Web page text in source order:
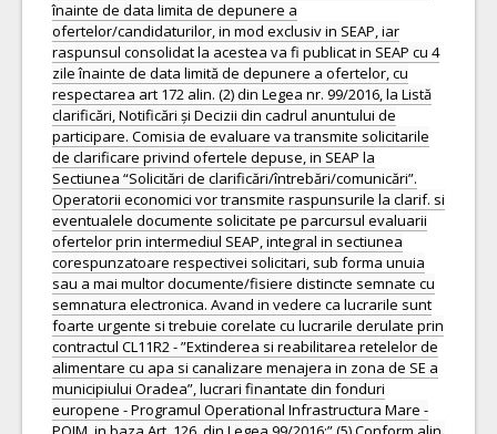
înainte de data limita de depunere a
ofertelor/candidaturilor, in mod exclusiv in SEAP, iar
raspunsul consolidat la acestea va fi publicat in SEAP cu 4
zile înainte de data limită de depunere a ofertelor, cu
respectarea art 172 alin. (2) din Legea nr. 99/2016, la Listă
clarificări, Notificări și Decizii din cadrul anuntului de
participare. Comisia de evaluare va transmite solicitarile
de clarificare privind ofertele depuse, in SEAP la
Sectiunea “Solicitări de clarificări/întrebări/comunicări”.
Operatorii economici vor transmite raspunsurile la clarif. si
eventualele documente solicitate pe parcursul evaluarii
ofertelor prin intermediul SEAP, integral in sectiunea
corespunzatoare respectivei solicitari, sub forma unuia
sau a mai multor documente/fisiere distincte semnate cu
semnatura electronica. Avand in vedere ca lucrarile sunt
foarte urgente si trebuie corelate cu lucrarile derulate prin
contractul CL11R2 - ”Extinderea si reabilitarea retelelor de
alimentare cu apa si canalizare menajera in zona de SE a
municipiului Oradea”, lucrari finantate din fonduri
europene - Programul Operational Infrastructura Mare -